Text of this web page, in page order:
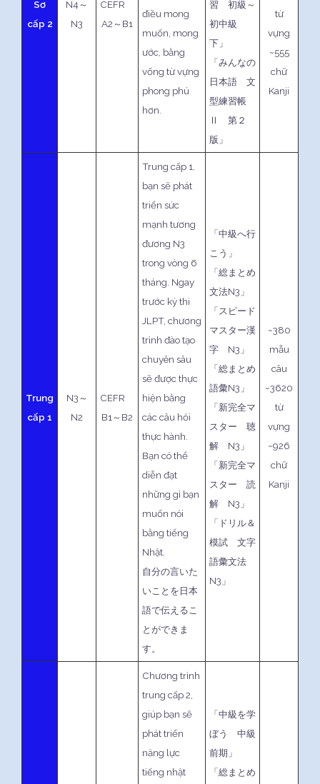
Sơ
cấp 2
N4～
N3
CEFR
A2～B1
điều mong
muốn, mong
ước, bằng
vống từ vựng
phong phú
hơn.
習 初級～
初中級
下」
「みんなの
日本語 文
型練習帳
Ⅱ 第２
版」
từ
vựng
~555
chữ
Kanji
Trung
cấp 1
N3～
N2
CEFR
B1～B2
Trung cấp 1,
bạn sẽ phát
triển sức
mạnh tương
đương N3
trong vòng 6
tháng. Ngay
trước kỳ thi
JLPT, chương
trình đào tạo
chuyên sâu
sẽ được thực
hiện bằng
các câu hỏi
thực hành.
Bạn có thể
diễn đạt
những gì bạn
muốn nói
bằng tiếng
Nhật.
自分の言いた
いことを日本
語で伝えるこ
とができま
す。
「中級へ行
こう」
「総まとめ
文法N3」
「スピード
マスター漢
字 N3」
「総まとめ
語彙N3」
「新完全マ
スター 聴
解 N3」
「新完全マ
スター 読
解 N3」
「ドリル＆
模試 文字
語彙文法
N3」
~380
mẫu
câu
~3620
từ
vựng
~926
chữ
Kanji
Chương trình
trung cấp 2,
giúp bạn sẽ
phát triển
năng lực
tiếng nhật
「中級を学
ぼう 中級
前期」
「総まとめ